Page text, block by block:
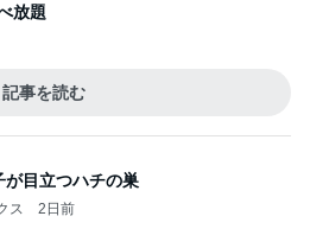
放題
記事を読む
が目立つハチの巣
ス 2日前